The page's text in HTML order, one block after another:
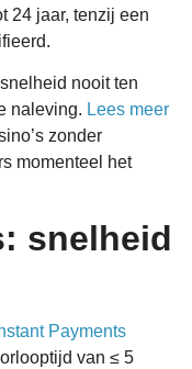
24 jaar, tenzij een
nooit ten
naleving. Lees meer
zonder
momenteel het
snelheid
Payments
van ≤ 5